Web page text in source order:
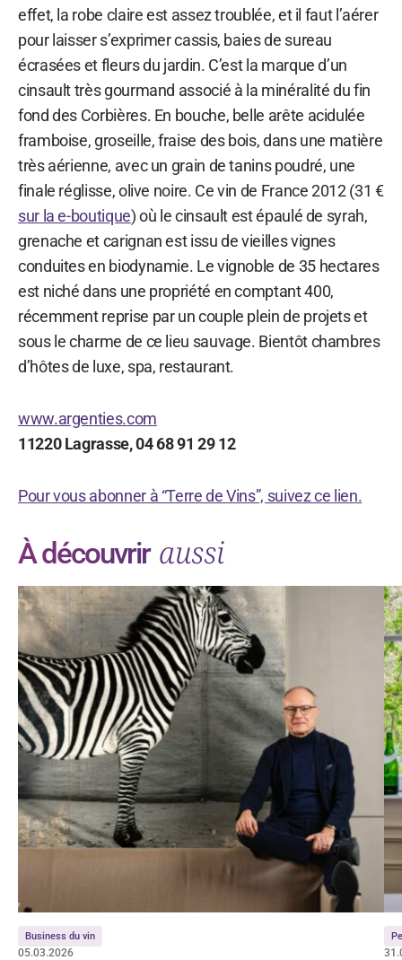
effet, la robe claire est assez troublée, et il faut l’aérer
pour laisser s’exprimer cassis, baies de sureau
écrasées et fleurs du jardin. C’est la marque d’un
cinsault très gourmand associé à la minéralité du fin
fond des Corbières. En bouche, belle arête acidulée
framboise, groseille, fraise des bois, dans une matière
très aérienne, avec un grain de tanins poudré, une
finale réglisse, olive noire. Ce vin de France 2012 (31 €
sur la e-boutique) où le cinsault est épaulé de syrah,
grenache et carignan est issu de vieilles vignes
conduites en biodynamie. Le vignoble de 35 hectares
est niché dans une propriété en comptant 400,
récemment reprise par un couple plein de projets et
sous le charme de ce lieu sauvage. Bientôt chambres
d’hôtes de luxe, spa, restaurant.
www.argenties.com
11220 Lagrasse, 04 68 91 29 12
Pour vous abonner à “Terre de Vins”, suivez ce lien.
À découvrir aussi
Business du vin
05.03.2026